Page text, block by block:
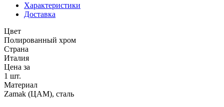
Характеристики
Доставка
Цвет
Полированный хром
Страна
Италия
Цена за
1 шт.
Материал
Zamak (ЦАМ), сталь